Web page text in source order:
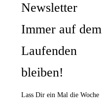
Newsletter
Immer auf dem
Laufenden
bleiben!
Lass Dir ein Mal die Woche